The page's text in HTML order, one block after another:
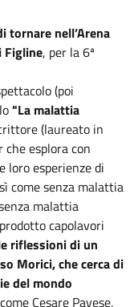
tornare nell’Arena
Figline, per la 6ª
(poi
"La malattia
(laureato in
esplora con
esperienze di
come senza malattia
malattia
capolavori
riflessioni di un
Morici, che cerca di
​​del mondo
Cesare Pavese,